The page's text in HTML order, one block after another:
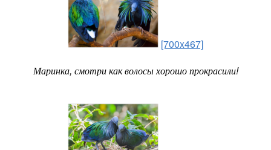
[700x467]
Маринка, смотри как волосы хорошо прокрасили!